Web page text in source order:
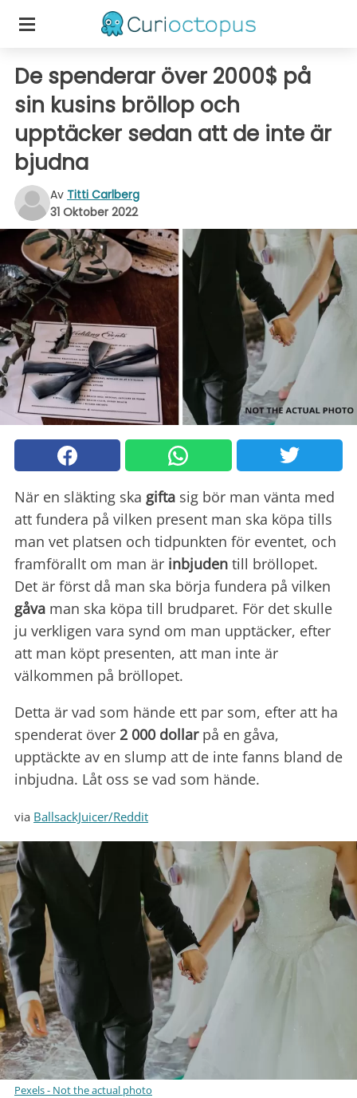
De spenderar över 2000$ på
sin kusins bröllop och
upptäcker sedan att de inte är
bjudna
Av Titti Carlberg
31 Oktober 2022
När en släkting ska gifta sig bör man vänta med
att fundera på vilken present man ska köpa tills
man vet platsen och tidpunkten för eventet, och
framförallt om man är inbjuden till bröllopet.
Det är först då man ska börja fundera på vilken
gåva man ska köpa till brudparet. För det skulle
ju verkligen vara synd om man upptäcker, efter
att man köpt presenten, att man inte är
välkommen på bröllopet.
Detta är vad som hände ett par som, efter att ha
spenderat över 2 000 dollarpå en gåva,
upptäckte av en slump att de inte fanns bland de
inbjudna. Låt oss se vad som hände.
via BallsackJuicer/Reddit
Pexels - Not the actual photo